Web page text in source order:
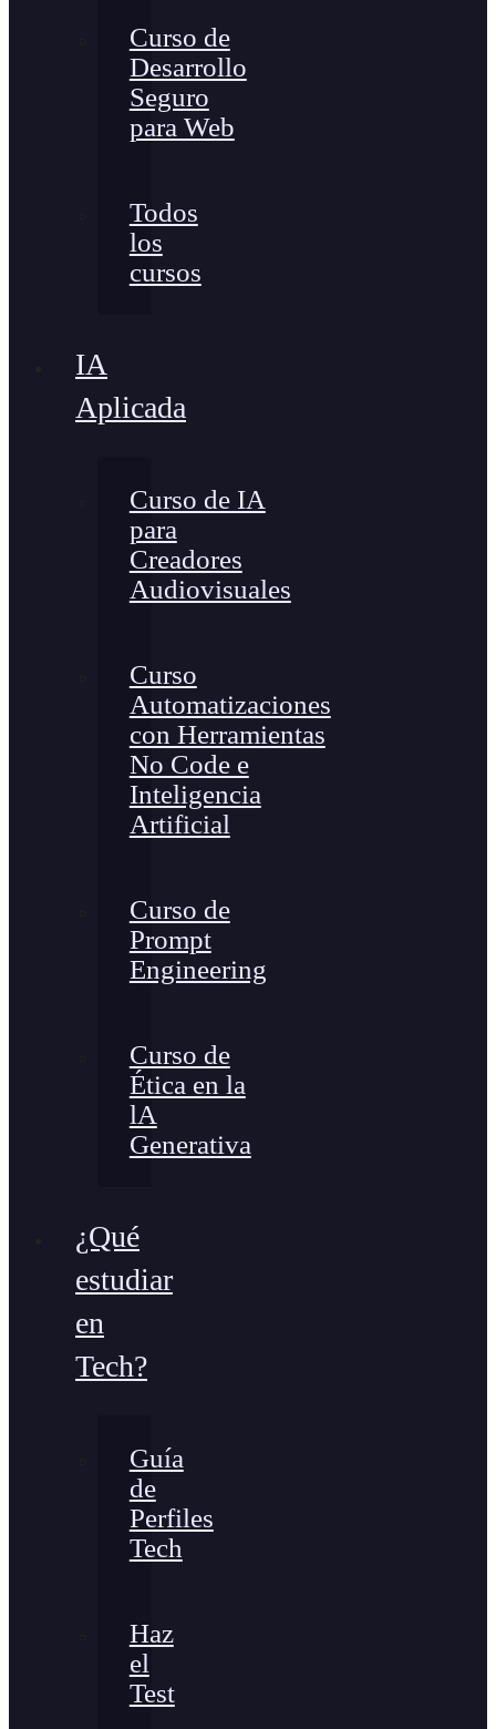
Curso de
Desarrollo
Seguro
para Web
Todos
los
cursos
IA
Aplicada
Curso de IA
para
Creadores
Audiovisuales
Curso
Automatizaciones
con Herramientas
No Code e
Inteligencia
Artificial
Curso de
Prompt
Engineering
Curso de
Ética en la
lA
Generativa
¿Qué
estudiar
en
Tech?
Guía
de
Perfiles
Tech
Haz
el
Test